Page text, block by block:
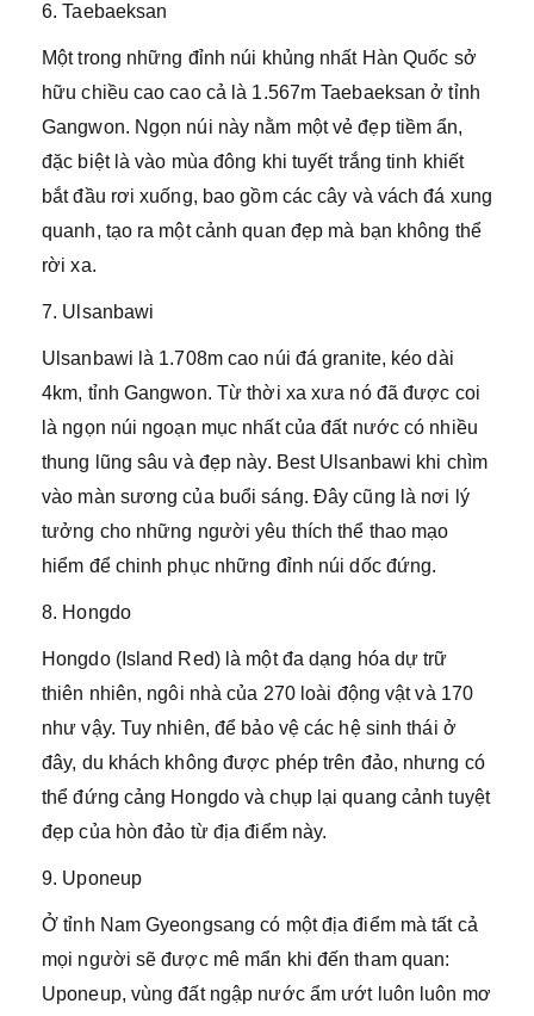
6. Taebaeksan
Một trong những đỉnh núi khủng nhất Hàn Quốc sở
hữu chiều cao cao cả là 1.567m Taebaeksan ở tỉnh
Gangwon. Ngọn núi này nằm một vẻ đẹp tiềm ẩn,
đặc biệt là vào mùa đông khi tuyết trắng tinh khiết
bắt đầu rơi xuống, bao gồm các cây và vách đá xung
quanh, tạo ra một cảnh quan đẹp mà bạn không thể
rời xa.
7. Ulsanbawi
Ulsanbawi là 1.708m cao núi đá granite, kéo dài
4km, tỉnh Gangwon. Từ thời xa xưa nó đã được coi
là ngọn núi ngoạn mục nhất của đất nước có nhiều
thung lũng sâu và đẹp này. Best Ulsanbawi khi chìm
vào màn sương của buổi sáng. Đây cũng là nơi lý
tưởng cho những người yêu thích thể thao mạo
hiểm để chinh phục những đỉnh núi dốc đứng.
8. Hongdo
Hongdo (Island Red) là một đa dạng hóa dự trữ
thiên nhiên, ngôi nhà của 270 loài động vật và 170
như vậy. Tuy nhiên, để bảo vệ các hệ sinh thái ở
đây, du khách không được phép trên đảo, nhưng có
thể đứng cảng Hongdo và chụp lại quang cảnh tuyệt
đẹp của hòn đảo từ địa điểm này.
9. Uponeup
Ở tỉnh Nam Gyeongsang có một địa điểm mà tất cả
mọi người sẽ được mê mẩn khi đến tham quan:
Uponeup, vùng đất ngập nước ẩm ướt luôn luôn mơ